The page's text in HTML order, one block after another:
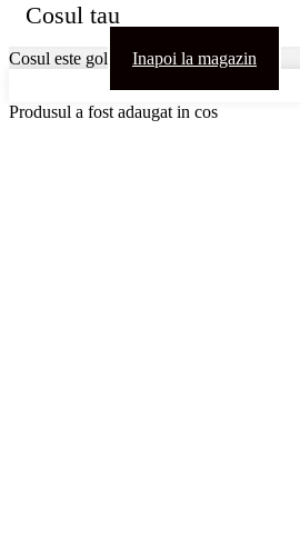
Cosul tau
Cosul este gol Inapoi la magazin
Produsul a fost adaugat in cos